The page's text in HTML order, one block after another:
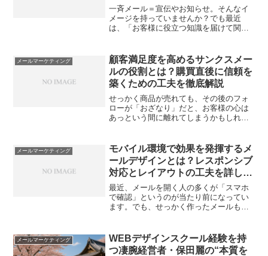
説
一斉メール＝宣伝やお知らせ。そんなイ
メージを持っていませんか？でも最近
は、「お客様に役立つ知識を届けて関係
いいの？」「知識なんて自分たちに伝え
られる？」と迷うマーケ担当...
メールマーケティング
顧客満足度を高めるサンクスメー
ルの役割とは？購買直後に信頼を
築くための工夫を徹底解説
せっかく商品が売れても、その後のフォ
ローが「おざなり」だと、お客様の心は
あっという間に離れてしまうかもしれま
大切な一歩。書き方やタイミング次第
で、ブランドのファンが生ま...
メールマーケティング
モバイル環境で効果を発揮するメ
ールデザインとは？レスポンシブ
対応とレイアウトの工夫を詳しく
紹介
最近、メールを開く人の多くが「スマホ
で確認」というのが当たり前になってい
ます。でも、せっかく作ったメールも、
ルーされてしまうこともしばしば。本当
に伝えたい情報をきちんと...
メールマーケティング
WEBデザインスクール経験を持
つ凄腕経営者・保田麗の“本質を